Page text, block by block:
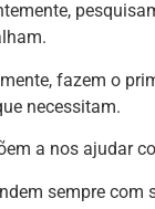
fazem o
necessitam.
a nos ajudar
sempre com